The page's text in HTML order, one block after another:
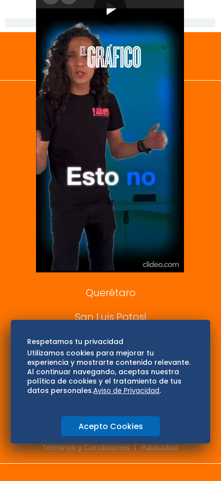
[Publicidad]
El Universal
Vive USA
Clase
De 10 sports
DeDinero
Confabulario
Aviso Oportuno
Consultas
Querétaro
San Luis Potosí
Edomex
Consultas
Hidalgo
Oaxaca
Aviso de privacidad
Directorio
Términos y Condiciones
Publicidad
Respetamos tu privacidad
Utilizamos cookies para mejorar tu
experiencia y mostrarte contenido relevante.
Al continuar navegando, aceptas nuestra
política de cookies y el tratamiento de tus
datos personales.Aviso de Privacidad.
Acepto Cookies